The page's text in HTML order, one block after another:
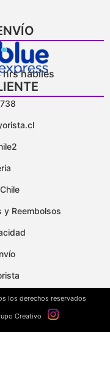
hrs hábiles
y Reembolsos
los derechos reservados
Creativo